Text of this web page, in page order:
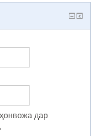
дар